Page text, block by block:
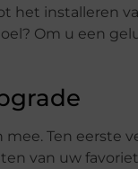
het installeren
Om u een
Ten eerste
van uw